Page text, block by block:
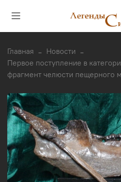
Главная
Новости
Первое поступление в
фрагмент челюсти пещерного